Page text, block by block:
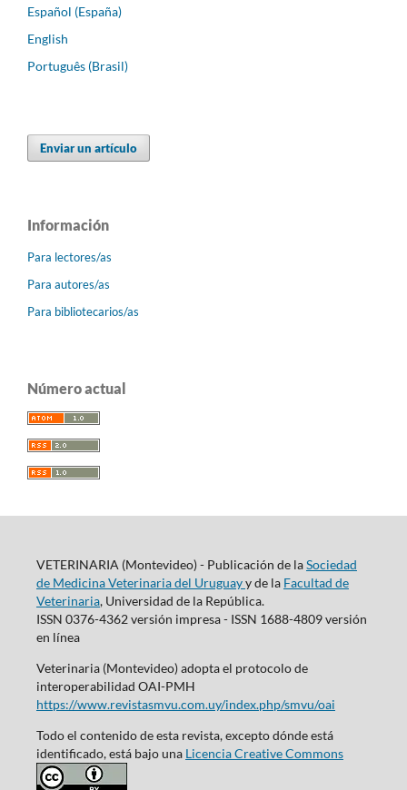
Español (España)
English
Português (Brasil)
Enviar un artículo
Información
Para lectores/as
Para autores/as
Para bibliotecarios/as
Número actual
VETERINARIA (Montevideo) - Publicación de laSociedad
de Medicina Veterinaria del Uruguayy de la Facultad de
Veterinaria, Universidad de la República.
ISSN 0376-4362 versión impresa - ISSN 1688-4809 versión
en línea
Veterinaria (Montevideo) adopta el protocolo de
interoperabilidad OAI-PMH
https://www.revistasmvu.com.uy/index.php/smvu/oai
Todo el contenido de esta revista, excepto dónde está
identificado, está bajo una Licencia Creative Commons